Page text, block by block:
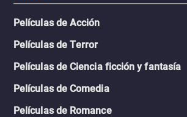
Películas de Acción
Películas de Terror
Películas de Ciencia ficción y fantasía
Películas de Comedia
Películas de Romance